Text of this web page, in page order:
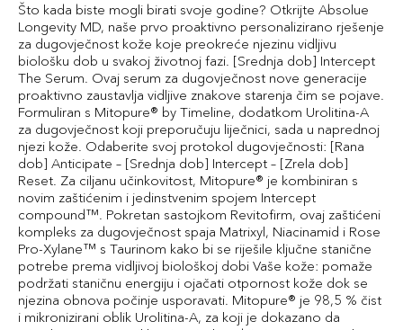
Što kada biste mogli birati svoje godine? Otkrijte Absolue
Longevity MD, naše prvo proaktivno personalizirano rješenje
za dugovječnost kože koje preokreće njezinu vidljivu
biološku dob u svakoj životnoj fazi. [Srednja dob] Intercept
The Serum. Ovaj serum za dugovječnost nove generacije
proaktivno zaustavlja vidljive znakove starenja čim se pojave.
Formuliran s Mitopure® by Timeline, dodatkom Urolitina-A
za dugovječnost koji preporučuju liječnici, sada u naprednoj
njezi kože. Odaberite svoj protokol dugovječnosti: [Rana
dob] Anticipate – [Srednja dob] Intercept – [Zrela dob]
Reset. Za ciljanu učinkovitost, Mitopure® je kombiniran s
novim zaštićenim i jedinstvenim spojem Intercept
compound™. Pokretan sastojkom Revitofirm, ovaj zaštićeni
kompleks za dugovječnost spaja Matrixyl, Niacinamid i Rose
Pro-Xylane™ s Taurinom kako bi se riješile ključne stanične
potrebe prema vidljivoj biološkoj dobi Vaše kože: pomaže
podržati staničnu energiju i ojačati otpornost kože dok se
njezina obnova počinje usporavati. Mitopure® je 98,5 % čist
i mikronizirani oblik Urolitina-A, za koji je dokazano da